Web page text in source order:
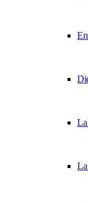
La
La